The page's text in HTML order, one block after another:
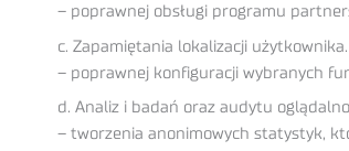
– poprawnej obsługi programu
c. Zapamiętania lokalizacji użytkownika.
– poprawnej konfiguracji wybranych
d. Analiz i badań oraz audytu
– tworzenia anonimowych statystyk,